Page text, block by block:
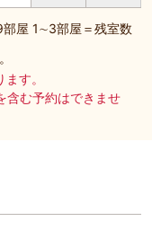
屋 1∼3部屋＝残室数
す。
含む予約はできませ